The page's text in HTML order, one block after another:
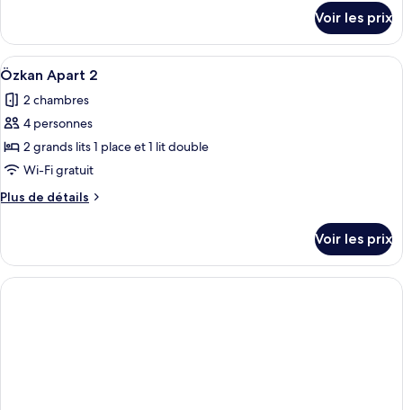
Özkan
Apart
1
le
type
de
Özkan
Apart
Voir les prix
Afficher
toutes
les
photos
pour
ce
type
de
Özkan
Apart
2
Un salon moderne avec un canapé,
20
Özkan Apart 2
2 chambres
4 personnes
2 grands lits 1 place et 1 lit double
Wi-Fi gratuit
Plus de détails
Plus
le
type
de
Voir les prix